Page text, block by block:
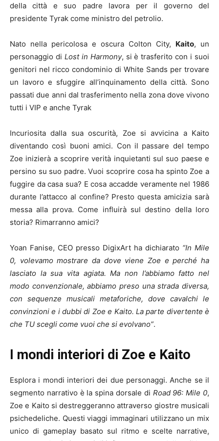
della città e suo padre lavora per il governo del
presidente Tyrak come ministro del petrolio.
Nato nella pericolosa e oscura Colton City, Kaito, un
personaggio di Lost in Harmony, si è trasferito con i suoi
genitori nel ricco condominio di White Sands per trovare
un lavoro e sfuggire all’inquinamento della città. Sono
passati due anni dal trasferimento nella zona dove vivono
tutti i VIP e anche Tyrak
Incuriosita dalla sua oscurità, Zoe si avvicina a Kaito
diventando così buoni amici. Con il passare del tempo
Zoe inizierà a scoprire verità inquietanti sul suo paese e
persino su suo padre. Vuoi scoprire cosa ha spinto Zoe a
fuggire da casa sua? E cosa accadde veramente nel 1986
durante l’attacco al confine? Presto questa amicizia sarà
messa alla prova. Come influirà sul destino della loro
storia? Rimarranno amici?
Yoan Fanise, CEO presso DigixArt ha dichiarato “In Mile
0, volevamo mostrare da dove viene Zoe e perché ha
lasciato la sua vita agiata. Ma non l’abbiamo fatto nel
modo convenzionale, abbiamo preso una strada diversa,
con sequenze musicali metaforiche, dove cavalchi le
convinzioni e i dubbi di Zoe e Kaito. La parte divertente è
che TU scegli come vuoi che si evolvano”.
I mondi interiori di Zoe e Kaito
Esplora i mondi interiori dei due personaggi. Anche se il
segmento narrativo è la spina dorsale di Road 96: Mile 0,
Zoe e Kaito si destreggeranno attraverso giostre musicali
psichedeliche. Questi viaggi immaginari utilizzano un mix
unico di gameplay basato sul ritmo e scelte narrative,